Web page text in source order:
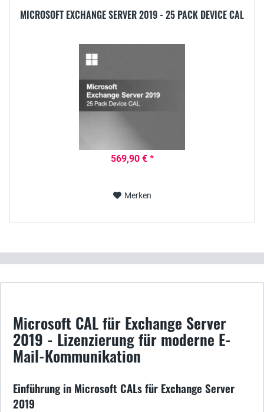
MICROSOFT EXCHANGE SERVER 2019 - 25 PACK DEVICE CAL
569,90 € *
Merken
Microsoft CAL für Exchange Server
2019 - Lizenzierung für moderne E-
Mail-Kommunikation
Einführung in Microsoft CALs für Exchange Server
2019